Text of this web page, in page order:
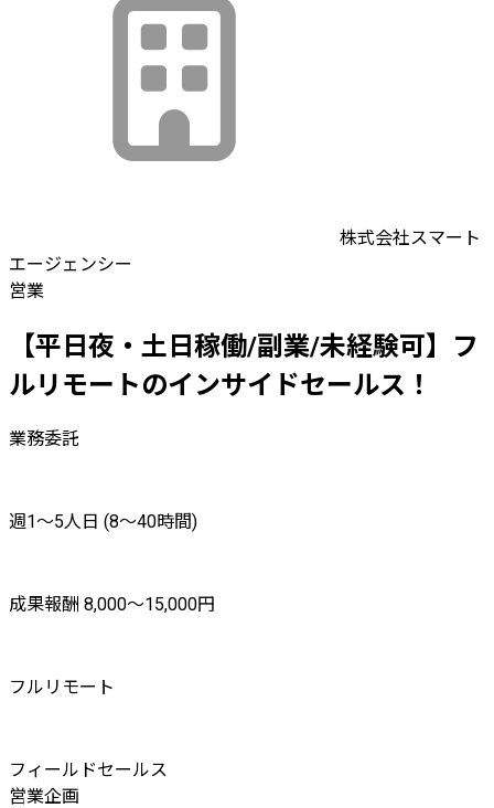
株式会社スマート
エージェンシー
営業
【平日夜・土日稼働/副業/未経験可】フ
ルリモートのインサイドセールス！
業務委託
週1〜5人日 (8〜40時間)
成果報酬 8,000〜15,000円
フルリモート
フィールドセールス
営業企画